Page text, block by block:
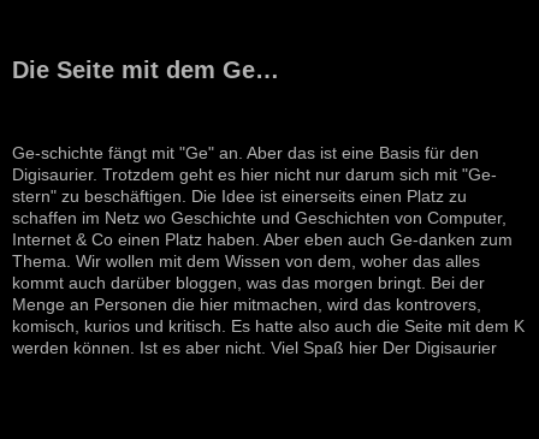
Die Seite mit dem Ge…
Ge-schichte fängt mit "Ge" an. Aber das ist eine Basis für den
Digisaurier. Trotzdem geht es hier nicht nur darum sich mit "Ge-
stern" zu beschäftigen. Die Idee ist einerseits einen Platz zu
schaffen im Netz wo Geschichte und Geschichten von Computer,
Internet & Co einen Platz haben. Aber eben auch Ge-danken zum
Thema. Wir wollen mit dem Wissen von dem, woher das alles
kommt auch darüber bloggen, was das morgen bringt. Bei der
Menge an Personen die hier mitmachen, wird das kontrovers,
komisch, kurios und kritisch. Es hatte also auch die Seite mit dem K
werden können. Ist es aber nicht. Viel Spaß hier Der Digisaurier